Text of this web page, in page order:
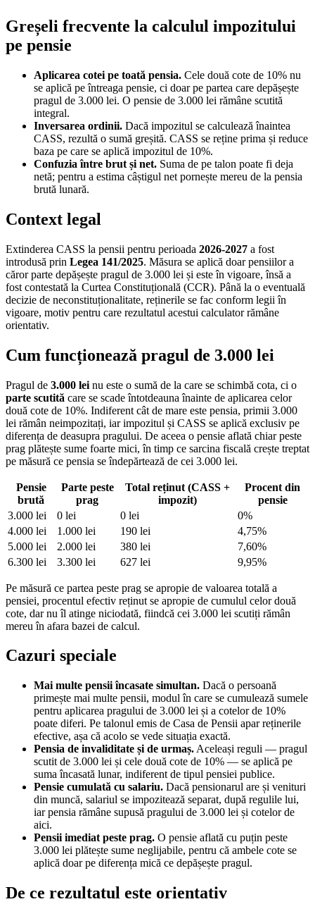
Greșeli frecvente la calculul impozitului
pe pensie
Aplicarea cotei pe toată pensia. Cele două cote de 10% nu
se aplică pe întreaga pensie, ci doar pe partea care depășește
pragul de 3.000 lei. O pensie de 3.000 lei rămâne scutită
integral.
Inversarea ordinii. Dacă impozitul se calculează înaintea
CASS, rezultă o sumă greșită. CASS se reține prima și reduce
baza pe care se aplică impozitul de 10%.
Confuzia între brut și net. Suma de pe talon poate fi deja
netă; pentru a estima câștigul net pornește mereu de la pensia
brută lunară.
Context legal
Extinderea CASS la pensii pentru perioada 2026-2027 a fost
introdusă prin Legea 141/2025. Măsura se aplică doar pensiilor a
căror parte depășește pragul de 3.000 lei și este în vigoare, însă a
fost contestată la Curtea Constituțională (CCR). Până la o eventuală
decizie de neconstituționalitate, reținerile se fac conform legii în
vigoare, motiv pentru care rezultatul acestui calculator rămâne
orientativ.
Cum funcționează pragul de 3.000 lei
Pragul de 3.000 lei nu este o sumă de la care se schimbă cota, ci o
parte scutită care se scade întotdeauna înainte de aplicarea celor
două cote de 10%. Indiferent cât de mare este pensia, primii 3.000
lei rămân neimpozitați, iar impozitul și CASS se aplică exclusiv pe
diferența de deasupra pragului. De aceea o pensie aflată chiar peste
prag plătește sume foarte mici, în timp ce sarcina fiscală crește treptat
pe măsură ce pensia se îndepărtează de cei 3.000 lei.
Pensie
brută
Parte peste
prag
Total reținut (CASS +
impozit)
Procent din
pensie
3.000 lei
0 lei 0 lei
0%
4.000 lei
1.000 lei 190 lei
4,75%
5.000 lei
2.000 lei 380 lei
7,60%
6.300 lei
3.300 lei 627 lei 9,95%
Pe măsură ce partea peste prag se apropie de valoarea totală a
pensiei, procentul efectiv reținut se apropie de cumulul celor două
cote, dar nu îl atinge niciodată, fiindcă cei 3.000 lei scutiți rămân
mereu în afara bazei de calcul.
Cazuri speciale
Mai multe pensii încasate simultan. Dacă o persoană
primește mai multe pensii, modul în care se cumulează sumele
pentru aplicarea pragului de 3.000 lei și a cotelor de 10%
poate diferi. Pe talonul emis de Casa de Pensii apar reținerile
efective, așa că acolo se vede situația exactă.
Pensia de invaliditate și de urmaș. Aceleași reguli — pragul
scutit de 3.000 lei și cele două cote de 10% — se aplică pe
suma încasată lunar, indiferent de tipul pensiei publice.
Pensie cumulată cu salariu. Dacă pensionarul are și venituri
din muncă, salariul se impozitează separat, după regulile lui,
iar pensia rămâne supusă pragului de 3.000 lei și cotelor de
aici.
Pensii imediat peste prag. O pensie aflată cu puțin peste
3.000 lei plătește sume neglijabile, pentru că ambele cote se
aplică doar pe diferența mică ce depășește pragul.
De ce rezultatul este orientativ